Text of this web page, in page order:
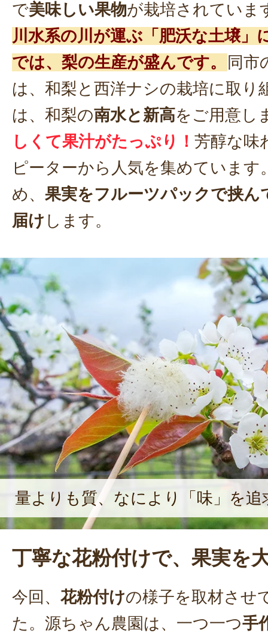
で美味しい果物が栽培されていま
川水系の川が運ぶ「肥沃な土壌」
では、梨の生産が盛んです。
同市
は、和梨と西洋ナシの栽培に取り
は、和梨の南水と新高をご用意し
しくて果汁がたっぷり！ 芳醇な味
ピーターから人気を集めています
め、 果実をフルーツパックで挟ん
届け します。
量よりも質、なにより「味」を追
丁寧な花粉付けで、果実を
今回、 花粉付けの様子を取材させ
た。源ちゃん農園は、一つ一つ手